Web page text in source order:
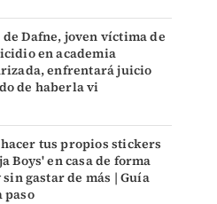
de Dafne, joven víctima de
en academia
enfrentará juicio
de haberla vi
hacer tus propios stickers
Boys' en casa de forma
gastar de más | Guía
paso